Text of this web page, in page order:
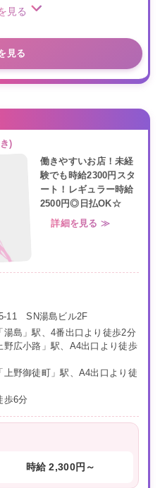
見る
見る
)
働きやすいお店！未経
験でも時給2300円スタ
ート！レギュラー時給
2500円◎日払OK☆
詳細を見る ≫
11 SN湯島ビル2F
湯島」駅、4番出口より徒歩2分
野広小路」駅、A4出口より徒歩
野御徒町」駅、A4出口より徒
歩6分
時給 2,300円～